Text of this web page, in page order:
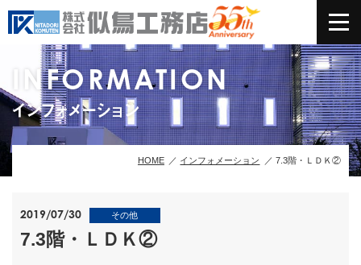
INFORMATION
インフォメーション
HOME インフォメーション 7.3階・ＬＤＫ②
2019/07/30 その他
7.3階・ＬＤＫ②